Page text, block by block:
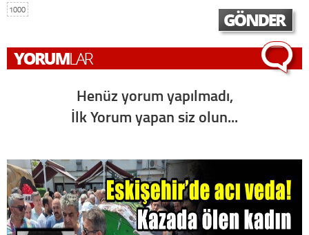
1000
Henüz yorum yapılmadı,
İlk Yorum yapan siz olun...